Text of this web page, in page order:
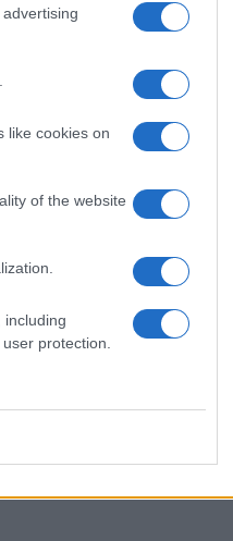
like cookies on
of the website
including
protection.
di